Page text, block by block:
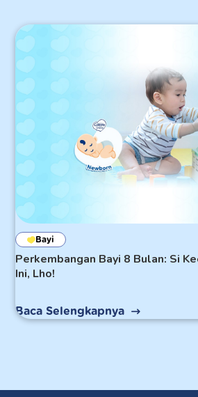
Perkembangan Bayi 8 Bulan: Si
Ini, Lho!
Bayi
Baca Selengkapnya